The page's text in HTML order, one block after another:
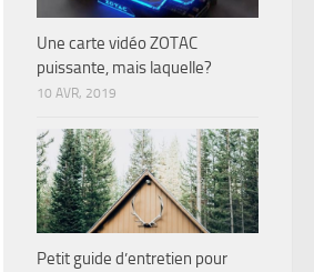
Une carte vidéo ZOTAC
puissante, mais laquelle?
10 AVR, 2019
Petit guide d’entretien pour